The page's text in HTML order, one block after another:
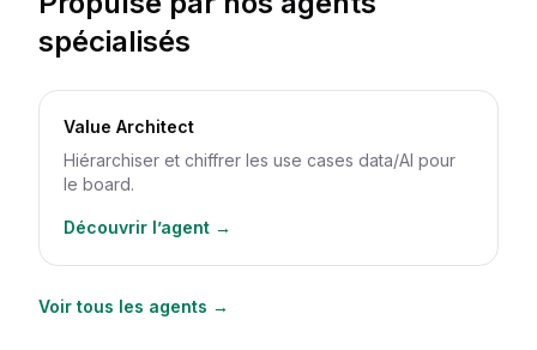
spécialisés
Value Architect
Hiérarchiser et chiffrer les use cases data/AI pour
le board.
Découvrir l’agent →
Voir tous les agents →